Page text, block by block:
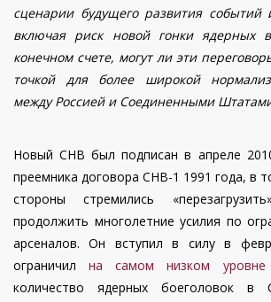
сценарии будущего развития событий
включая риск новой гонки ядерных
конечном счете, могут ли эти
точкой для более широкой
между Россией и Соединенными
Новый СНВ был подписан в апреле
преемника договора СНВ-1 1991 года, в
стороны стремились
продолжить многолетние усилия по
арсеналов. Он вступил в силу в
ограничилна самом низком уровне
количество ядерных боеголовок